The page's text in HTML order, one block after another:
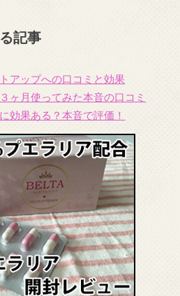
記事
アップへの口コミと効果
ヶ月使ってみた本音の口コミ
効果ある？本音で評価！